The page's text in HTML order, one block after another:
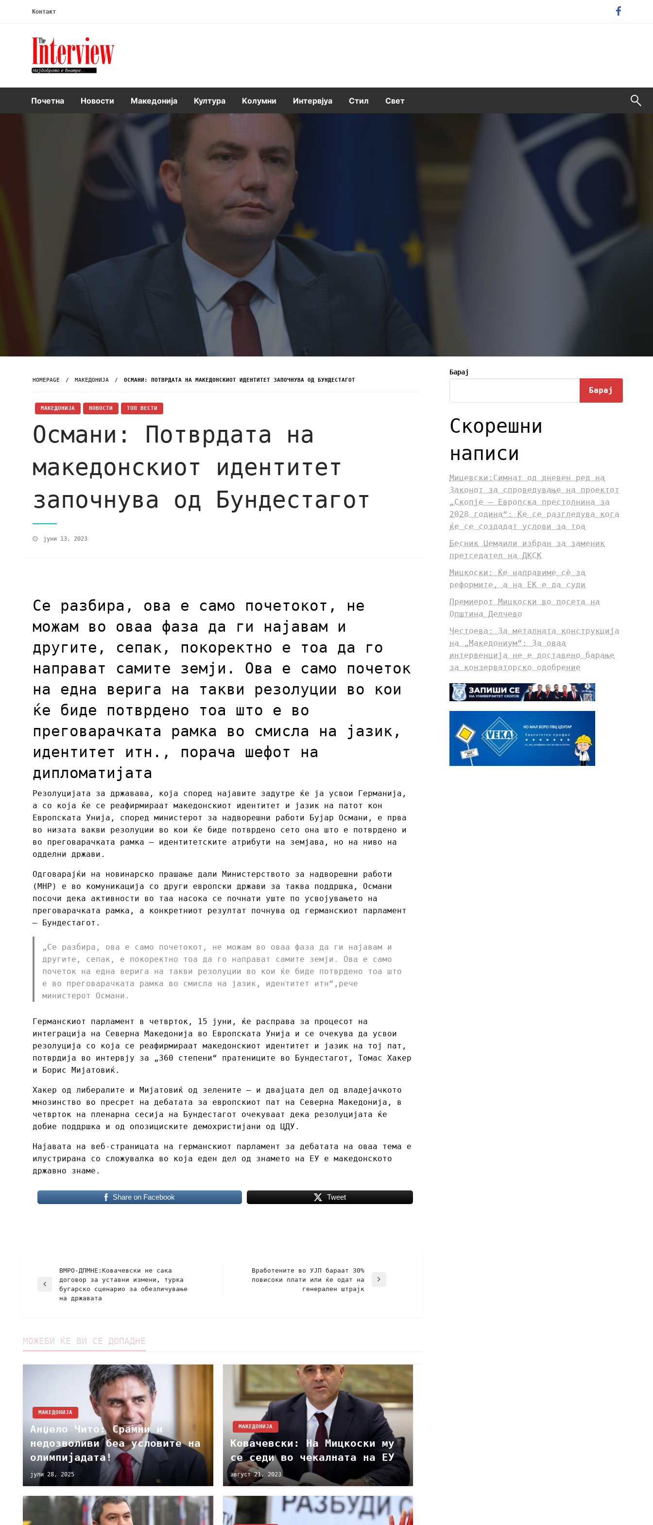
Контакт
Интервју
Почетна Новости Македонија Култура Kолумни Интервјуа Стил Свет
HOMEPAGE МАКЕДОНИЈА ОСМАНИ: ПОТВРДАТА НА МАКЕДОНСКИОТ ИДЕНТИТЕТ ЗАПОЧНУВА ОД БУНДЕСТАГОТ
МАКЕДОНИЈА НОВОСТИ ТОП ВЕСТИ
Османи: Потврдата на
македонскиот идентитет
започнува од Бундестагот
јуни 13, 2023
Се разбира, ова е само почетокот, не
можам во оваа фаза да ги најавам и
другите, сепак, покоректно е тоа да го
направат самите земји. Ова е само почеток
на една верига на такви резолуции во кои
ќе биде потврдено тоа што е во
преговарачката рамка во смисла на јазик,
идентитет итн., порача шефот на
дипломатијата
Резолуцијата за државава, која според најавите задутре ќе ја усвои Германија,
а со која ќе се реафирмираат македонскиот идентитет и јазик на патот кон
Европската Унија, според министерот за надворешни работи Бујар Османи, е прва
во низата вакви резолуции во кои ќе биде потврдено сето она што е потврдено и
во преговарачката рамка – идентитетските атрибути на земјава, но на ниво на
одделни држави.
Одговарајќи на новинарско прашање дали Министерството за надворешни работи
(МНР) е во комуникација со други европски држави за таква поддршка, Османи
посочи дека активности во таа насока се почнати уште по усвојувањето на
преговарачката рамка, а конкретниот резултат почнува од германскиот парламент
– Бундестагот.
„Се разбира, ова е само почетокот, не можам во оваа фаза да ги најавам и
другите, сепак, е покоректно тоа да го направат самите земји. Ова е само
почеток на една верига на такви резолуции во кои ќе биде потврдено тоа што
е во преговарачката рамка во смисла на јазик, идентитет итн“,рече
министерот Османи.
Германскиот парламент в четврток, 15 јуни, ќе расправа за процесот на
интеграција на Северна Македонија во Европската Унија и се очекува да усвои
резолуција со која се реафирмираат македонскиот идентитет и јазик на тој пат,
потврдија во интервју за „360 степени“ пратениците во Бундестагот, Томас Хакер
и Борис Мијатовиќ.
Хакер од либералите и Мијатовиќ од зелените – и двајцата дел од владејачкото
мнозинство во пресрет на дебатата за европскиот пат на Северна Македонија, в
четврток на пленарна сесија на Бундестагот очекуваат дека резолуцијата ќе
добие поддршка и од опозициските демохристијани од ЦДУ.
Најавата на веб-страницата на германскиот парламент за дебатата на оваа тема е
илустрирана со сложувалка во која еден дел од знамето на ЕУ е македонското
државно знаме.
Share on Facebook Tweet
ВМРО-ДПМНЕ:Ковачевски не сака
договор за уставни измени, турка
бугарско сценарио за обезличување
на државата
Вработените во УЈП бараат 30%
повисоки плати или ќе одат на
генерален штрајк
МОЖЕБИ ЌЕ ВИ СЕ ДОПАДНЕ
МАКЕДОНИЈА
Анџело Чито: Срамни и
недозволиви беа условите на
олимпијадата!
јули 28, 2025
МАКЕДОНИЈА
Ковачевски: На Мицкоски му
се седи во чекалната на ЕУ
август 21, 2023
Барај
Барај
Скорешни
написи
Мицевски:Симнат од дневен ред на
Законот за спроведување на проектот
„Скопје – Европска престолнина за
2028 година“: Ќе се разгледува кога
ќе се создадат услови за тоа
Бесник Џемаили избран за заменик
претседател на ДКСК
Мицкоски: Ќе направиме сè за
реформите, а на ЕК е да суди
Премиерот Мицкоски во посета на
Општина Делчево
Честоева: За металната конструкција
на „Македониум“: За оваа
интервенција не е доставено барање
за конзерваторско одобрение